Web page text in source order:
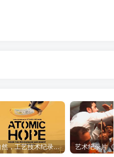
自然，工艺技术纪录片《原子能的希望 Atomic Hope – Inside the Pro-Nuclear Movement》下载